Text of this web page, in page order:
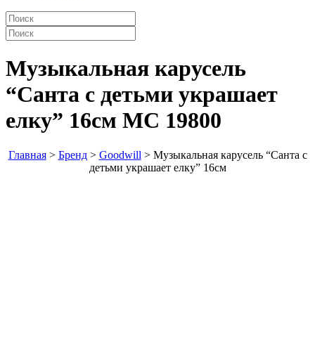
Музыкальная карусель
“Санта с детьми украшает
елку” 16см MC 19800
Главная> Бренд> Goodwill > Музыкальная карусель “Санта с
детьми украшает елку” 16см